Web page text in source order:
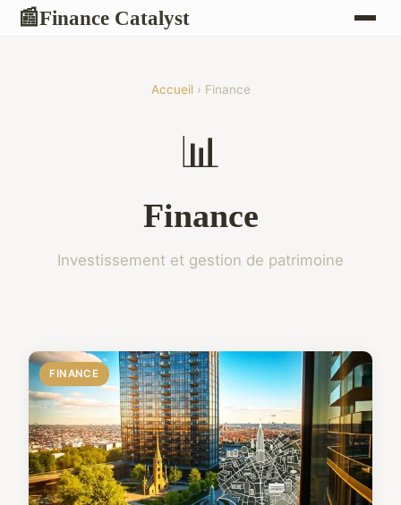
📰Finance Catalyst
Accueil› Finance
📊
Finance
Investissement et gestion de patrimoine
FINANCE